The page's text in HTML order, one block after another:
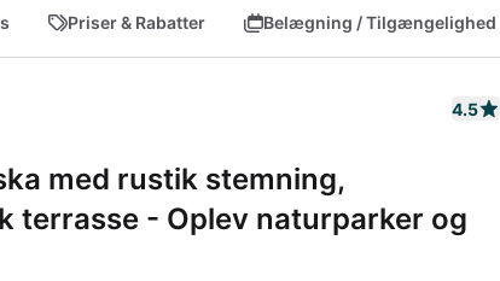
Priser & Rabatter Belægning / Tilgængelighed
4.5
med rustik stemning,
terrasse - Oplev naturparker og